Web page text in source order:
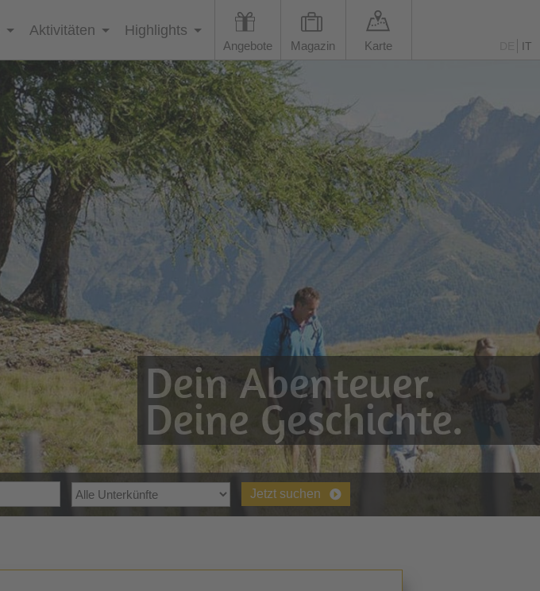
Aktivitäten Highlights
Angebote Magazin Karte IT
Dein Abenteuer.
Deine Geschichte.
Jetzt suchen